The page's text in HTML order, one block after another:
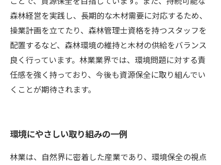
森林経営を実践し、長期的な木材需要に対応するため、
操業計画を立てたり、森林管理士資格を持つスタッフを
配置するなど、森林環境の維持と木材の供給をバランス
良く行っています。林業業界では、環境問題に対する責
任感を強く持っており、今後も資源保全に取り組んでい
くことが期待されます。
環境にやさしい取り組みの一例
林業は、自然界に密着した産業であり、環境保全の視点